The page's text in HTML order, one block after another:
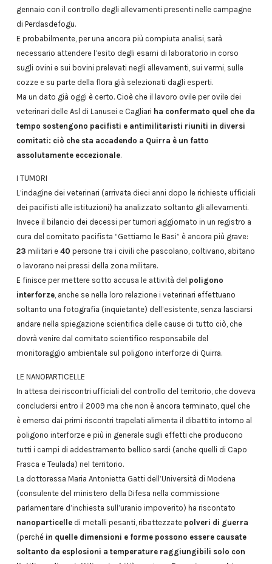
gennaio con il controllo degli allevamenti presenti nelle campagne
di Perdasdefogu.
E probabilmente, per una ancora più compiuta analisi, sarà
necessario attendere l’esito degli esami di laboratorio in corso
sugli ovini e sui bovini prelevati negli allevamenti, sui vermi, sulle
cozze e su parte della flora già selezionati dagli esperti.
Ma un dato già oggi è certo. Cioè che il lavoro ovile per ovile dei
veterinari delle Asl di Lanusei e Cagliari ha confermato quel che da
tempo sostengono pacifisti e antimilitaristi riuniti in diversi
comitati: ciò che sta accadendo a Quirra è un fatto
assolutamente eccezionale.
I TUMORI
L’indagine dei veterinari (arrivata dieci anni dopo le richieste ufficiali
dei pacifisti alle istituzioni) ha analizzato soltanto gli allevamenti.
Invece il bilancio dei decessi per tumori aggiornato in un registro a
cura del comitato pacifista “Gettiamo le Basi” è ancora più grave:
23 militari e 40 persone tra i civili che pascolano, coltivano, abitano
o lavorano nei pressi della zona militare.
E finisce per mettere sotto accusa le attività del poligono
interforze, anche se nella loro relazione i veterinari effettuano
soltanto una fotografia (inquietante) dell’esistente, senza lasciarsi
andare nella spiegazione scientifica delle cause di tutto ciò, che
dovrà venire dal comitato scientifico responsabile del
monitoraggio ambientale sul poligono interforze di Quirra.
LE NANOPARTICELLE
In attesa dei riscontri ufficiali del controllo del territorio, che doveva
concludersi entro il 2009 ma che non è ancora terminato, quel che
è emerso dai primi riscontri trapelati alimenta il dibattito intorno al
poligono interforze e più in generale sugli effetti che producono
tutti i campi di addestramento bellico sardi (anche quelli di Capo
Frasca e Teulada) nel territorio.
La dottoressa Maria Antonietta Gatti dell’Università di Modena
(consulente del ministero della Difesa nella commissione
parlamentare d’inchiesta sull’uranio impoverito) ha riscontato
nanoparticelle di metalli pesanti, ribattezzate polveri di guerra
(perché in quelle dimensioni e forme possono essere causate
soltanto da esplosioni a temperature raggiungibili solo con